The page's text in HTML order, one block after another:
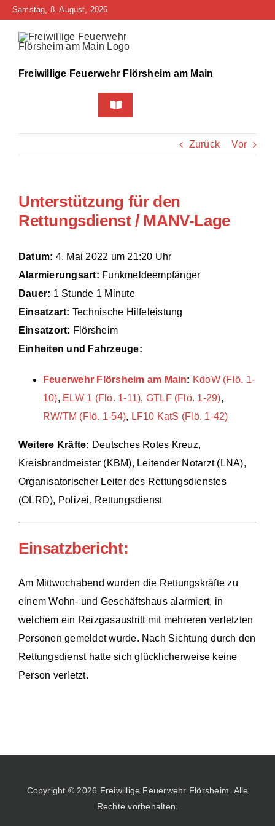
Zum
springen
Samstag, 8. August, 2026
Freiwillige Feuerwehr Flörsheim am Main
Toggle
Navigation
Home
Bürgerinfo
Technik
Zurück Vor
Unterstützung für den
Rettungsdienst / MANV-Lage
Datum: 4. Mai 2022 um 21:20 Uhr
Alarmierungsart: Funkmeldeempfänger
Dauer: 1 Stunde 1 Minute
Einsatzart: Technische Hilfeleistung
Einsatzort: Flörsheim
Einheiten und Fahrzeuge:
Feuerwehr Flörsheim am Main: KdoW (Flö. 1-
10), ELW 1 (Flö. 1-11), GTLF (Flö. 1-29),
RW/TM (Flö. 1-54), LF10 KatS (Flö. 1-42)
Weitere Kräfte: Deutsches Rotes Kreuz,
Kreisbrandmeister (KBM), Leitender Notarzt (LNA),
Organisatorischer Leiter des Rettungsdienstes
(OLRD), Polizei, Rettungsdienst
Einsatzbericht:
Am Mittwochabend wurden die Rettungskräfte zu
einem Wohn- und Geschäftshaus alarmiert, in
welchem ein Reizgasaustritt mit mehreren verletzten
Personen gemeldet wurde. Nach Sichtung durch den
Rettungsdienst hatte sich glücklicherweise keine
Person verletzt.
Copyright © 2026 Freiwillige Feuerwehr Flörsheim. Alle
Rechte vorbehalten.